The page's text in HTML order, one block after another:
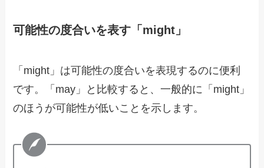
可能性の度合いを表す「might」
「might」は可能性の度合いを表現するのに便利
です。「may」と比較すると、一般的に「might」
のほうが可能性が低いことを示します。